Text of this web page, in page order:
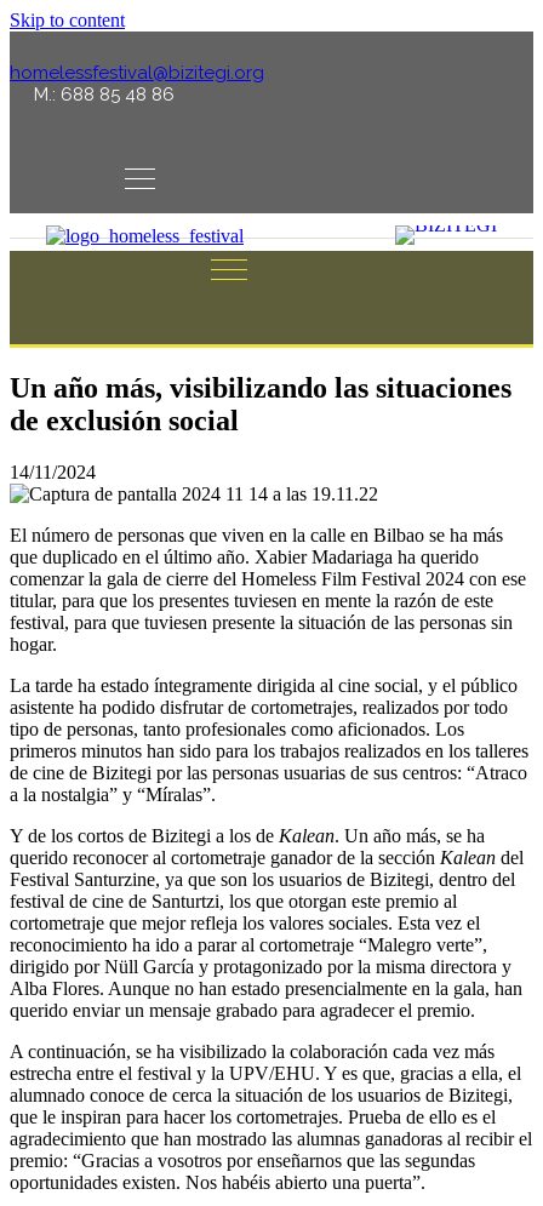
Skip to content
homelessfestival@bizitegi.org
M.: 688 85 48 86
Un año más, visibilizando las situaciones
de exclusión social
14/11/2024
El número de personas que viven en la calle en Bilbao se ha más
que duplicado en el último año. Xabier Madariaga ha querido
comenzar la gala de cierre del Homeless Film Festival 2024 con ese
titular, para que los presentes tuviesen en mente la razón de este
festival, para que tuviesen presente la situación de las personas sin
hogar.
La tarde ha estado íntegramente dirigida al cine social, y el público
asistente ha podido disfrutar de cortometrajes, realizados por todo
tipo de personas, tanto profesionales como aficionados. Los
primeros minutos han sido para los trabajos realizados en los talleres
de cine de Bizitegi por las personas usuarias de sus centros: “Atraco
a la nostalgia” y “Míralas”.
Y de los cortos de Bizitegi a los de Kalean. Un año más, se ha
querido reconocer al cortometraje ganador de la sección Kalean del
Festival Santurzine, ya que son los usuarios de Bizitegi, dentro del
festival de cine de Santurtzi, los que otorgan este premio al
cortometraje que mejor refleja los valores sociales. Esta vez el
reconocimiento ha ido a parar al cortometraje “Malegro verte”,
dirigido por Nüll García y protagonizado por la misma directora y
Alba Flores. Aunque no han estado presencialmente en la gala, han
querido enviar un mensaje grabado para agradecer el premio.
A continuación, se ha visibilizado la colaboración cada vez más
estrecha entre el festival y la UPV/EHU. Y es que, gracias a ella, el
alumnado conoce de cerca la situación de los usuarios de Bizitegi,
que le inspiran para hacer los cortometrajes. Prueba de ello es el
agradecimiento que han mostrado las alumnas ganadoras al recibir el
premio: “Gracias a vosotros por enseñarnos que las segundas
oportunidades existen. Nos habéis abierto una puerta”.